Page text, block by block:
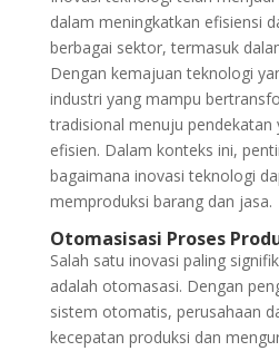
dalam meningkatkan efisiensi
berbagai sektor, termasuk
Dengan kemajuan teknologi
industri yang mampu
tradisional menuju pendekatan
efisien. Dalam konteks ini,
bagaimana inovasi teknologi
memproduksi barang dan jasa.
Otomasisasi Proses
Salah satu inovasi paling
adalah otomasasi. Dengan
sistem otomatis, perusahaan
kecepatan produksi dan